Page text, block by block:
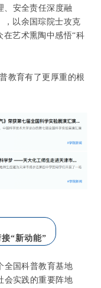
、安全责任深度融
，以余国琮院士攻克
艺术熏陶中感悟“科
教育有了更厚重的根
“新动能”
全国科普教育基地
会实践的重要阵地